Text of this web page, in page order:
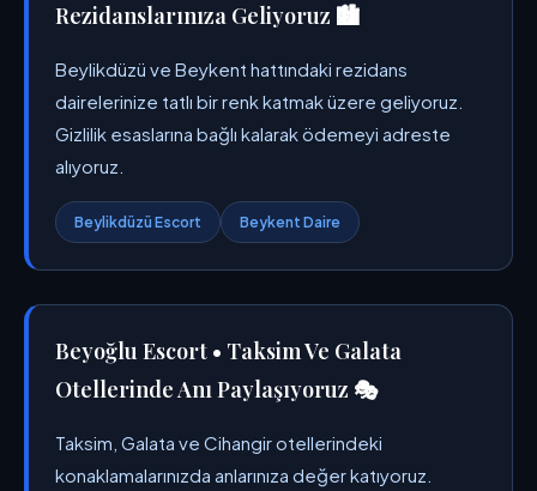
Rezidanslarınıza Geliyoruz 🏙️
Beylikdüzü ve Beykent hattındaki rezidans
dairelerinize tatlı bir renk katmak üzere geliyoruz.
Gizlilik esaslarına bağlı kalarak ödemeyi adreste
alıyoruz.
Beylikdüzü Escort Beykent Daire
Beyoğlu Escort • Taksim Ve Galata
Otellerinde Anı Paylaşıyoruz 🎭
Taksim, Galata ve Cihangir otellerindeki
konaklamalarınızda anlarınıza değer katıyoruz.